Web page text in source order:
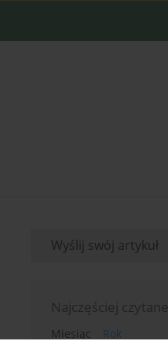
Wyślij swój artykuł
Najczęściej czytane
Miesiąc
Rok